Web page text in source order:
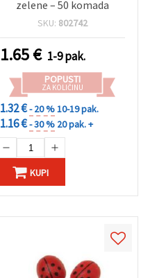
zelene – 50 komada
SKU: 802742
1.65€ 1-9 pak.
POPUSTI
ZA KOLIČINU
1.32 €- 20 %10-19 pak.
1.16 €- 30 % 20 pak. +
KUPI